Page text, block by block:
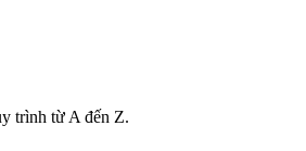
trình từ A đến Z.